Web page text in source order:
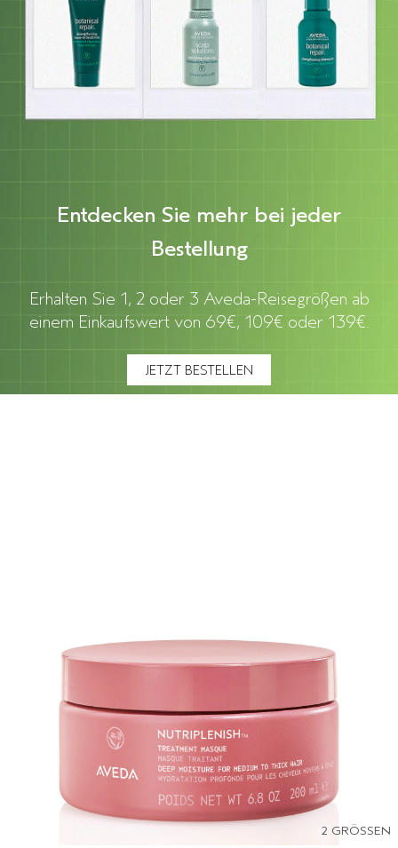
Entdecken Sie mehr bei jeder
Bestellung
Erhalten Sie 1, 2 oder 3 Aveda-Reisegrößen ab
einem Einkaufswert von 69€, 109€ oder 139€.
JETZT BESTELLEN
2 GRÖSSEN